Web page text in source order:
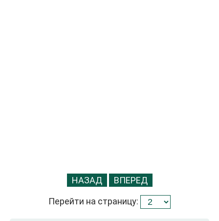
НАЗАД ВПЕРЕД
Перейти на страницу: